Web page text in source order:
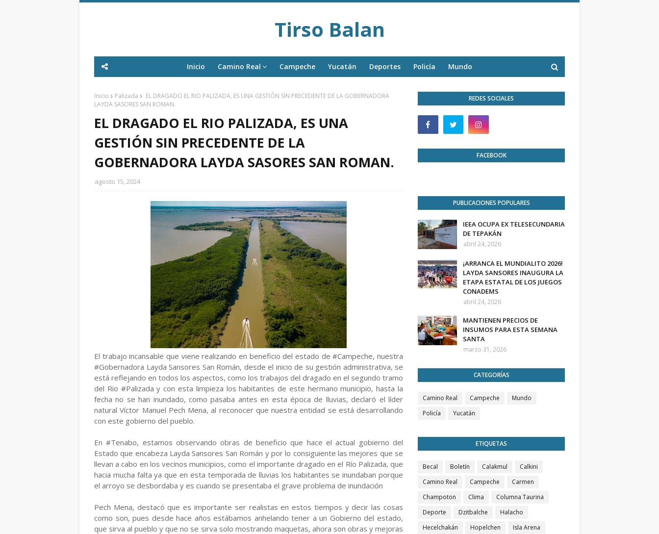
Tirso Balan
Inicio Camino Real Campeche Yucatán Deportes Policía Mundo
Inicio Palizada
EL DRAGADO EL RIO PALIZADA, ES UNA GESTIÓN SIN PRECEDENTE DE LA GOBERNADORA
LAYDA SASORES SAN ROMAN.
EL DRAGADO EL RIO PALIZADA, ES UNA
GESTIÓN SIN PRECEDENTE DE LA
GOBERNADORA LAYDA SASORES SAN ROMAN.
agosto 15, 2024
El trabajo incansable que viene realizando en beneficio del estado de #Campeche, nuestra
#Gobernadora Layda Sansores San Román, desde el inicio de su gestión administrativa, se
está reflejando en todos los aspectos, como los trabajos del dragado en el segundo tramo
del Rio #Palizada y con esta limpieza los habitantes de este hermano municipio, hasta la
fecha no se han inundado, como pasaba antes en esta época de lluvias, declaró el líder
natural Víctor Manuel Pech Mena, al reconocer que nuestra entidad se está desarrollando
con este gobierno del pueblo.
En #Tenabo, estamos observando obras de beneficio que hace el actual gobierno del
Estado que encabeza Layda Sansores San Román y por lo consiguiente las mejores que se
llevan a cabo en los vecinos municipios, como el importante dragado en el Río Palizada, que
hacia mucha falta ya que en esta temporada de lluvias los habitantes se inundaban porque
el arroyo se desbordaba y es cuando se presentaba el grave problema de inundación
Pech Mena, destacó que es importante ser realistas en estos tiempos y decir las cosas
como son, pues desde hace años estábamos anhelando tener a un Gobierno del estado,
que sirva al pueblo y que no se sirva solo mostrando maquetas, ahora son obras y mejoras
REDES SOCIALES
FACEBOOK
PUBLICACIONES POPULARES
IEEA OCUPA EX TELESECUNDARIA
DE TEPAKÁN
abril 24, 2026
¡ARRANCA EL MUNDIALITO 2026!
LAYDA SANSORES INAUGURA LA
ETAPA ESTATAL DE LOS JUEGOS
CONADEMS
abril 24, 2026
MANTIENEN PRECIOS DE
INSUMOS PARA ESTA SEMANA
SANTA
marzo 31, 2026
CATEGORÍAS
Camino Real Campeche
Mundo
Policía
Yucatán
ETIQUETAS
Becal Boletín Calakmul
Calkini
Camino Real
Campeche
Carmen
Champoton
Clima
Columna Taurina
Deporte
Dzitbalche
Halacho
Hecelchakán
Hopelchen
Isla Arena